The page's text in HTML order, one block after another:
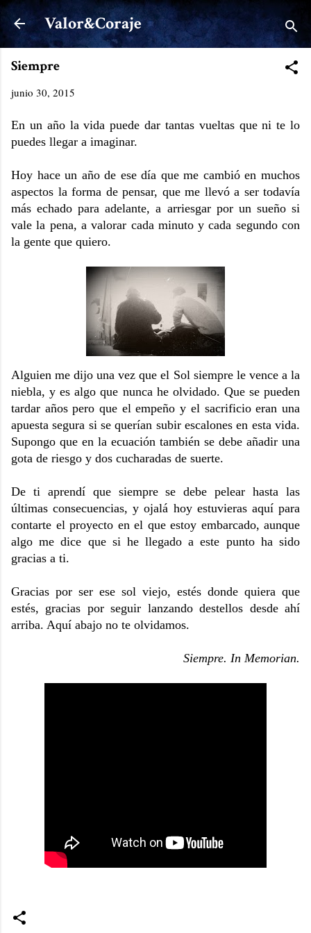
Ir al contenido principal
Valor&Coraje
Siempre
junio 30, 2015
En un año la vida puede dar tantas vueltas que ni te lo
puedes llegar a imaginar.
Hoy hace un año de ese día que me cambió en muchos
aspectos la forma de pensar, que me llevó a ser todavía
más echado para adelante, a arriesgar por un sueño si
vale la pena, a valorar cada minuto y cada segundo con
la gente que quiero.
Alguien me dijo una vez que el Sol siempre le vence a la
niebla, y es algo que nunca he olvidado. Que se pueden
tardar años pero que el empeño y el sacrificio eran una
apuesta segura si se querían subir escalones en esta vida.
Supongo que en la ecuación también se debe añadir una
gota de riesgo y dos cucharadas de suerte.
De ti aprendí que siempre se debe pelear hasta las
últimas consecuencias, y ojalá hoy estuvieras aquí para
contarte el proyecto en el que estoy embarcado, aunque
algo me dice que si he llegado a este punto ha sido
gracias a ti.
Gracias por ser ese sol viejo, estés donde quiera que
estés, gracias por seguir lanzando destellos desde ahí
arriba. Aquí abajo no te olvidamos.
Siempre. In Memorian.